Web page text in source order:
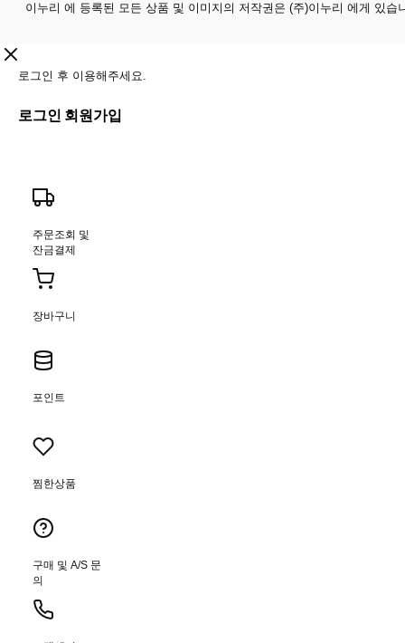
이누리 에 등록된 모든 상품 및 이미지의 저작권은 (주)이누리 에게 있습
로그인 후 이용해주세요.
로그인 회원가입
주문조회 및
잔금결제
장바구니
포인트
찜한상품
구매 및 A/S 문
의